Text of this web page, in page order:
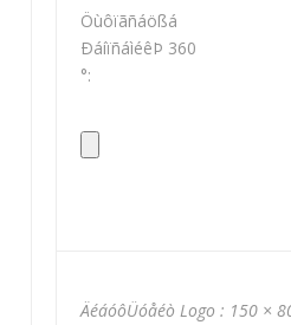
Öùôïãñáößá
ÐáíïñáìéêÞ 360
°:
ÄéáóôÜóåéò Logo : 150 ×